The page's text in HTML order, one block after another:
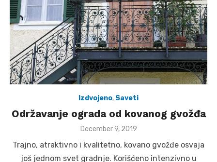
Izdvojeno, Saveti
Održavanje ograda od kovanog gvožđa
Posted
December 9, 2019
Trajno, atraktivno i kvalitetno, kovano gvožđe osvaja
još jednom svet gradnje. Korišćeno intenzivno u